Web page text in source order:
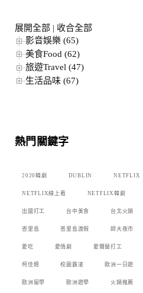
展開全部 | 收合全部
影音娛樂 (65)
美食Food (62)
旅遊Travel (47)
生活品味 (67)
熱門關鍵字
2020韓劇 DUBLIN NETFLIX
NETFLIX線上看 NETFLIX韓劇
出國打工 台中美食 台北火鍋
峇里島 峇里島渡假 師大夜市
愛吃 愛情劇 愛爾蘭打工
柯佳嬿 校園霸凌 歐洲一日遊
歐洲留學 歐洲遊學 火鍋推薦